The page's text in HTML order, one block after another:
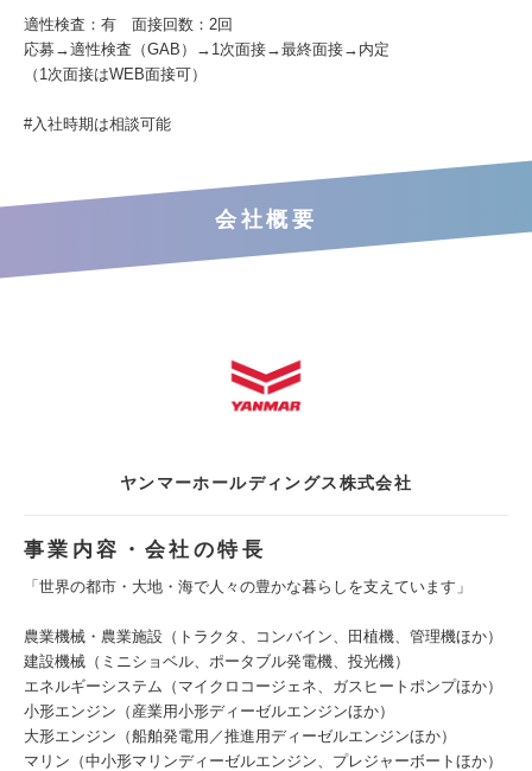
適性検査：有 面接回数：2回
応募→適性検査（GAB）→1次面接→最終面接→内定
（1次面接はWEB面接可）
#入社時期は相談可能
会社概要
ヤンマーホールディングス株式会社
事業内容・会社の特長
「世界の都市・大地・海で人々の豊かな暮らしを支えています」
農業機械・農業施設（トラクタ、コンバイン、田植機、管理機ほか）
建設機械（ミニショベル、ポータブル発電機、投光機）
エネルギーシステム（マイクロコージェネ、ガスヒートポンプほか）
小形エンジン（産業用小形ディーゼルエンジンほか）
大形エンジン（船舶発電用／推進用ディーゼルエンジンほか）
マリン（中小形マリンディーゼルエンジン、プレジャーボートほか）